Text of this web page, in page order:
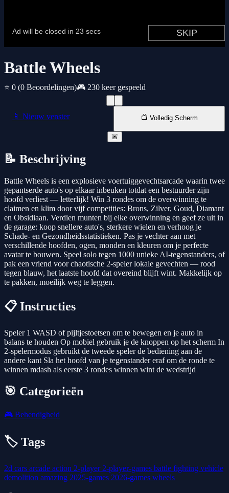
Battle Wheels
⭐ 0 (0 Beoordelingen)🎮 230 keer gespeeld
📱 Nieuw venster 📺 Volledig Scherm
🚨
📝 Beschrijving
Battle Wheels is een explosieve voertuiggevechtsarcade waarin twee
gepantserde auto's op elkaar inbeuken totdat een bestuurder zijn
hoofd verliest — letterlijk! Win 3 rondes om de overwinning te
claimen en klim door vijf competities: Brons, Zilver, Goud, Diamant
en Obsidiaan. Verdien munten bij elke overwinning en geef ze uit in
de garage: koop snellere auto's, sterkere wielen en verhoog je
Schade- en Gezondheidsstatistieken. Pas je vechter aan met
verschillende hoofden, ogen, monden en kleuren om je perfecte
avatar te bouwen. Speel solo tegen 1000 unieke AI-tegenstanders, of
pak een vriend voor chaotische 2-speler lokale gevechten — rood
tegen blauw, het laatste hoofd dat overeind blijft wint. Makkelijk op
te pakken, moeilijk weg te leggen.
📋 Instructies
Speler 1 WASD of pijltjestoetsen om te bewegen en je auto in
balans te houden Op mobiel gebruik je de knoppen op het scherm In
2-spelermodus gebruikt de tweede speler de bediening aan de
andere kant Sla het hoofd van je tegenstander eraf om de ronde te
winnen mdash als eerste 3 rondes winnen wint de wedstrijd
🎯 Categorieën
🎮 Behendigheid
🏷️ Tags
2d cars arcade action 2-player 2-player-games battle fighting vehicle
demolition amazing 2025-games 2026-games wheels